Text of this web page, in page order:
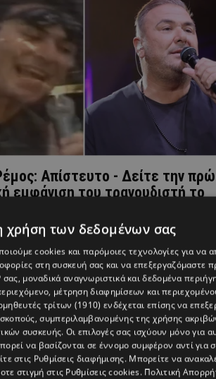
Απίστευτο - Δείτε την
εμφάνιση του τραγουδιστή το
χρήση των δεδομένων σας
cookies και παρόμοιες τεχνολογίες για να
στη συσκευή σας και να επεξεργαζόμαστε
μοναδικά αναγνωριστικά και δεδομένα
μέτρηση διαφημίσεων και
τρίτων (1910) ενδέχεται επίσης να
συμπεριλαμβανομένης της χρήσης
συσκευής. Οι επιλογές σας ισχύουν μόνο για
να βασίζονται σε έννομο συμφέρον αντί για
στις Ρυθμίσεις διαφήμισης. Μπορείτε να
στιγμή στις Ρυθμίσεις cookies. Πολιτική